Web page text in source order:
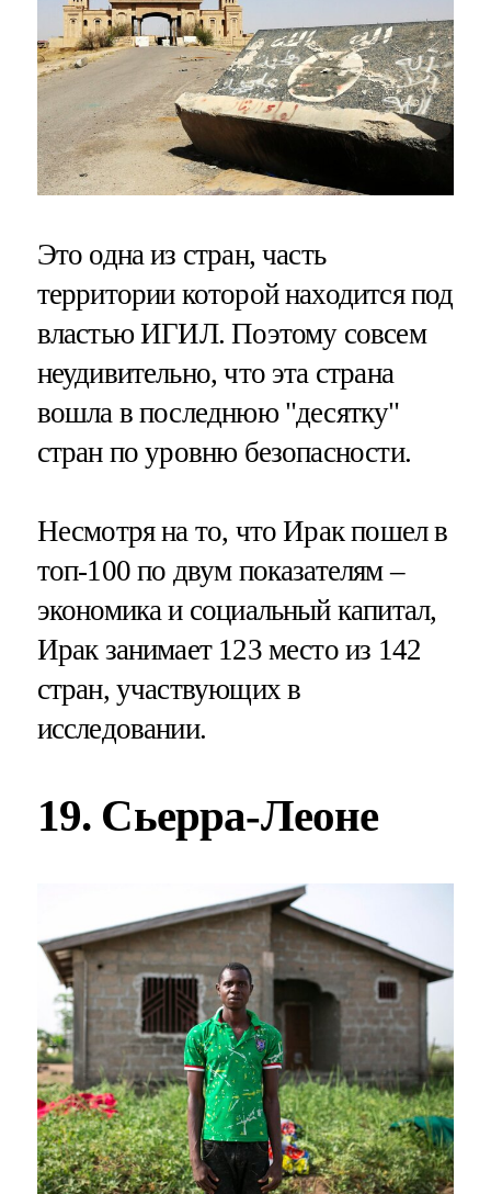
Это одна из стран, часть
территории которой находится под
властью ИГИЛ. Поэтому совсем
неудивительно, что эта страна
вошла в последнюю "десятку"
стран по уровню безопасности.
Несмотря на то, что Ирак пошел в
топ-100 по двум показателям –
экономика и социальный капитал,
Ирак занимает 123 место из 142
стран, участвующих в
исследовании.
19. Сьерра-Леоне